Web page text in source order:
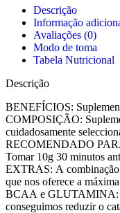
Descrição
Informação
Avaliações (0)
Modo de toma
Tabela Nutricional
Descrição
BENEFÍCIOS:
COMPOSIÇÃO:
cuidadosamente
RECOMENDADO
Tomar 10g 30 minutos
EXTRAS: A combinação
que nos oferece a
BCAA e GLUTAMINA:
conseguimos reduzir o